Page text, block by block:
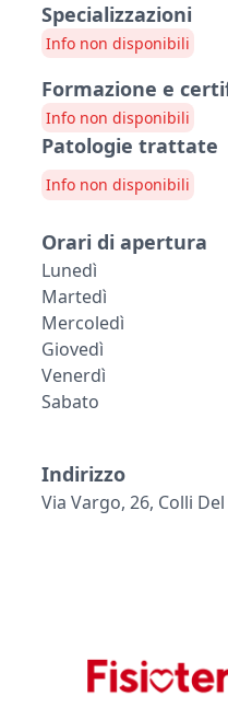
Specializzazioni
Info non disponibili
Formazione e
Info non disponibili
Patologie trattate
Info non disponibili
Orari di apertura
Lunedì
Martedì
Mercoledì
Giovedì
Venerdì
Sabato
Indirizzo
Via Vargo, 26, Colli